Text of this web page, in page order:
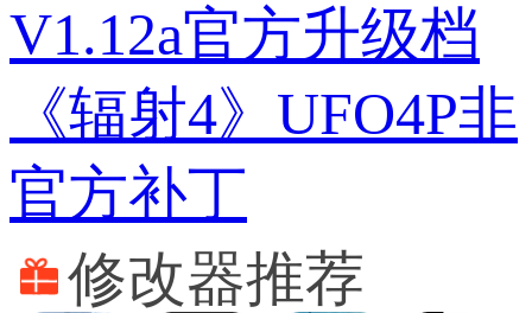
V1.12a官方升级档
《辐射4》UFO4P非
官方补丁
修改器推荐